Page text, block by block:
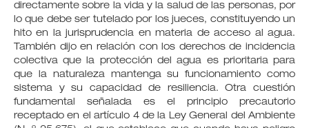
directamente sobre la vida y la salud de las personas, por
lo que debe ser tutelado por los jueces, constituyendo un
hito en la jurisprudencia en materia de acceso al agua.
También dijo en relación con los derechos de incidencia
colectiva que la protección del agua es prioritaria para
que la naturaleza mantenga su funcionamiento como
sistema y su capacidad de resiliencia. Otra cuestión
fundamental señalada es el principio precautorio
receptado en el artículo 4 de la Ley General del Ambiente